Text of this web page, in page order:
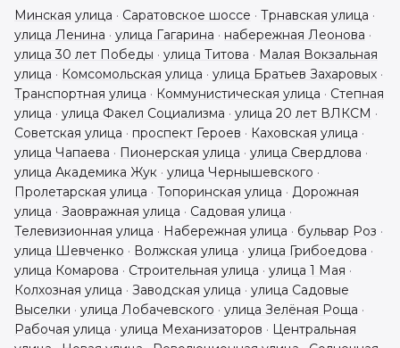
Минская улица · Саратовское шоссе · Трнавская улица ·
улица Ленина · улица Гагарина · набережная Леонова ·
улица 30 лет Победы · улица Титова · Малая Вокзальная
улица · Комсомольская улица · улица Братьев Захаровых ·
Транспортная улица · Коммунистическая улица · Степная
улица · улица Факел Социализма · улица 20 лет ВЛКСМ ·
Советская улица · проспект Героев · Каховская улица ·
улица Чапаева · Пионерская улица · улица Свердлова ·
улица Академика Жук · улица Чернышевского ·
Пролетарская улица · Топоринская улица · Дорожная
улица · Заовражная улица · Садовая улица ·
Телевизионная улица · Набережная улица · бульвар Роз ·
улица Шевченко · Волжская улица · улица Грибоедова ·
улица Комарова · Строительная улица · улица 1 Мая ·
Колхозная улица · Заводская улица · улица Садовые
Выселки · улица Лобачевского · улица Зелёная Роща ·
Рабочая улица · улица Механизаторов · Центральная